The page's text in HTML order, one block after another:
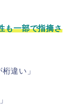
も一部で指摘さ
違い」